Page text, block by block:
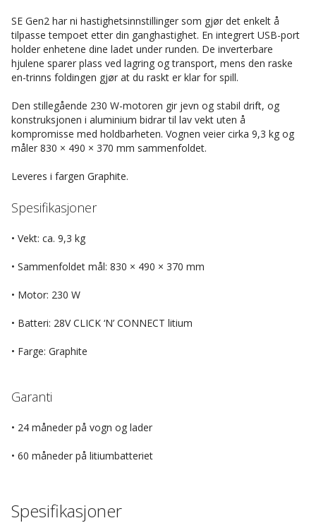
SE Gen2 har ni hastighetsinnstillinger som gjør det enkelt å
tilpasse tempoet etter din ganghastighet. En integrert USB-port
holder enhetene dine ladet under runden. De inverterbare
hjulene sparer plass ved lagring og transport, mens den raske
en-trinns foldingen gjør at du raskt er klar for spill.
Den stillegående 230 W-motoren gir jevn og stabil drift, og
konstruksjonen i aluminium bidrar til lav vekt uten å
kompromisse med holdbarheten. Vognen veier cirka 9,3 kg og
måler 830 × 490 × 370 mm sammenfoldet.
Leveres i fargen Graphite.
Spesifikasjoner
• Vekt: ca. 9,3 kg
• Sammenfoldet mål: 830 × 490 × 370 mm
• Motor: 230 W
• Batteri: 28V CLICK ‘N’ CONNECT litium
• Farge: Graphite
Garanti
• 24 måneder på vogn og lader
• 60 måneder på litiumbatteriet
Spesifikasjoner